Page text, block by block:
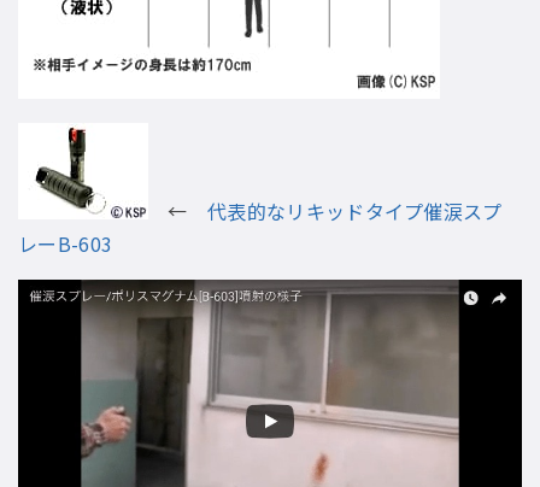
← 代表的なリキッドタイプ催涙スプ
レーB-603